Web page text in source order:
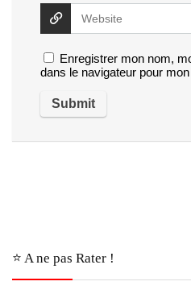
Enregistrer mon nom,
dans le navigateur pour
⭐️ A ne pas Rater !